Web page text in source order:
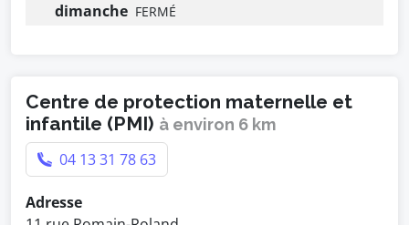
dimanche FERMÉ
Centre de protection maternelle et
infantile (PMI) à environ 6 km
04 13 31 78 63
Adresse